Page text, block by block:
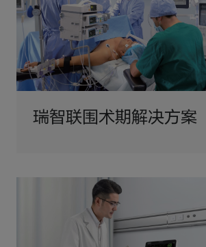
瑞智联围术期解决方案